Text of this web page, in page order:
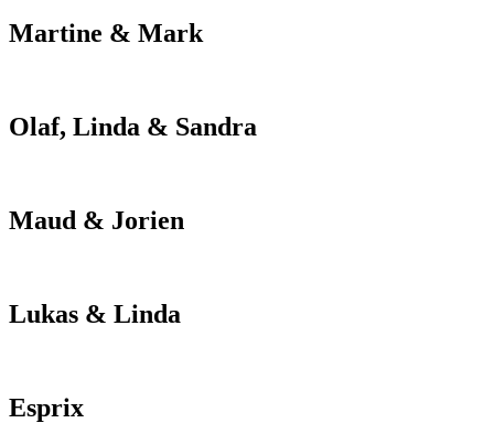
Martine & Mark
Olaf, Linda & Sandra
Maud & Jorien
Lukas & Linda
Esprix